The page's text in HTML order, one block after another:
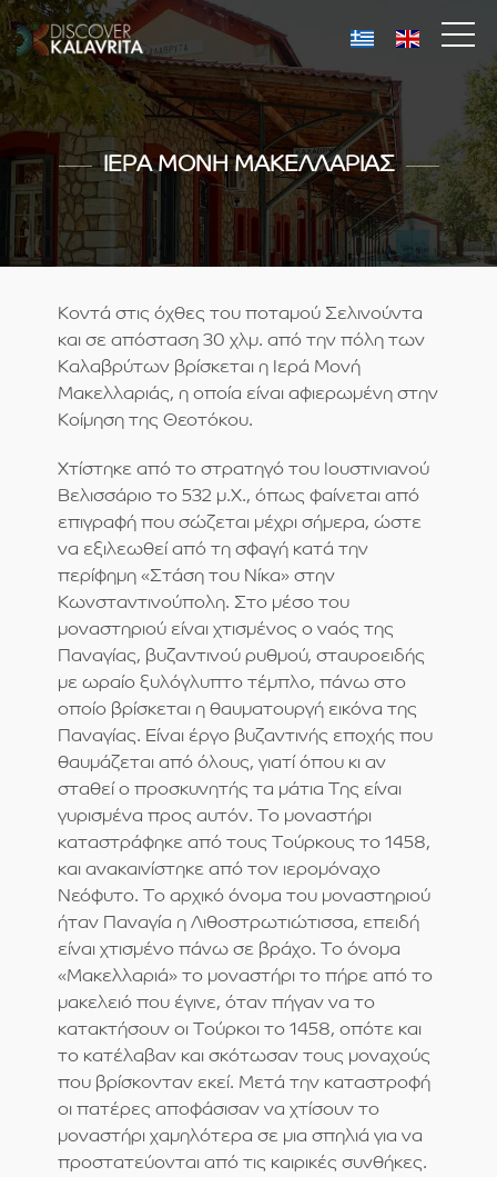
ΙΕΡΑ ΜΟΝΗ ΜΑΚΕΛΛΑΡΙΑΣ
Κοντά στις όχθες του ποταμού Σελινούντα
και σε απόσταση 30 χλμ. από την πόλη των
Καλαβρύτων βρίσκεται η Ιερά Μονή
Μακελλαριάς, η οποία είναι αφιερωμένη στην
Κοίμηση της Θεοτόκου.
Χτίστηκε από το στρατηγό του Ιουστινιανού
Βελισσάριο το 532 μ.Χ., όπως φαίνεται από
επιγραφή που σώζεται μέχρι σήμερα, ώστε
να εξιλεωθεί από τη σφαγή κατά την
περίφημη «Στάση του Νίκα» στην
Κωνσταντινούπολη. Στο μέσο του
μοναστηριού είναι χτισμένος ο ναός της
Παναγίας, βυζαντινού ρυθμού, σταυροειδής
με ωραίο ξυλόγλυπτο τέμπλο, πάνω στο
οποίο βρίσκεται η θαυματουργή εικόνα της
Παναγίας. Είναι έργο βυζαντινής εποχής που
θαυμάζεται από όλους, γιατί όπου κι αν
σταθεί ο προσκυνητής τα μάτια Της είναι
γυρισμένα προς αυτόν. Το μοναστήρι
καταστράφηκε από τους Τούρκους το 1458,
και ανακαινίστηκε από τον ιερομόναχο
Νεόφυτο. Το αρχικό όνομα του μοναστηριού
ήταν Παναγία η Λιθοστρωτιώτισσα, επειδή
είναι χτισμένο πάνω σε βράχο. Το όνομα
«Μακελλαριά» το μοναστήρι το πήρε από το
μακελειό που έγινε, όταν πήγαν να το
κατακτήσουν οι Τούρκοι το 1458, οπότε και
το κατέλαβαν και σκότωσαν τους μοναχούς
που βρίσκονταν εκεί. Μετά την καταστροφή
οι πατέρες αποφάσισαν να χτίσουν το
μοναστήρι χαμηλότερα σε μια σπηλιά για να
προστατεύονται από τις καιρικές συνθήκες.